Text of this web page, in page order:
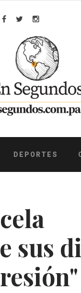
Facebook
TwitterInstagram
DEPORTES
sus